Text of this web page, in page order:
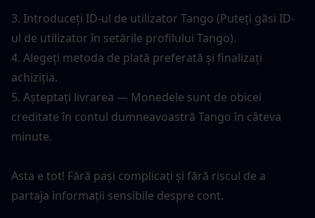
3. Introduceți ID-ul de utilizator Tango (Puteți găsi ID-
ul de utilizator în setările profilului Tango).
4. Alegeți metoda de plată preferată și finalizați
achiziția.
5. Așteptați livrarea — Monedele sunt de obicei
creditate în contul dumneavoastră Tango în câteva
minute.
Asta e tot! Fără pași complicați și fără riscul de a
partaja informații sensibile despre cont.